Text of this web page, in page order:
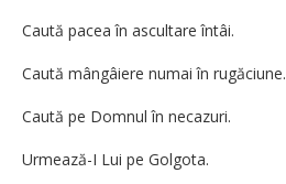
Caută pacea în ascultare întâi.
Caută mângâiere numai în rugăciune.
Caută pe Domnul în necazuri.
Urmează-I Lui pe Golgota.